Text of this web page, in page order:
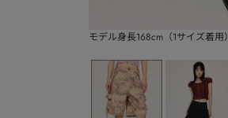
モデル身長168cm（1サイズ着用）